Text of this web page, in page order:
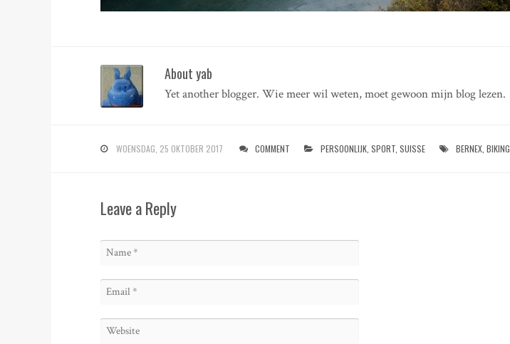
About yab
Yet another blogger. Wie meer wil weten, moet gewoon mijn blog lezen.
WOENSDAG, 25 OKTOBER 2017 COMMENT PERSOONLIJK ,SPORT ,SUISSE BERNEX ,BIKING
Leave a Reply